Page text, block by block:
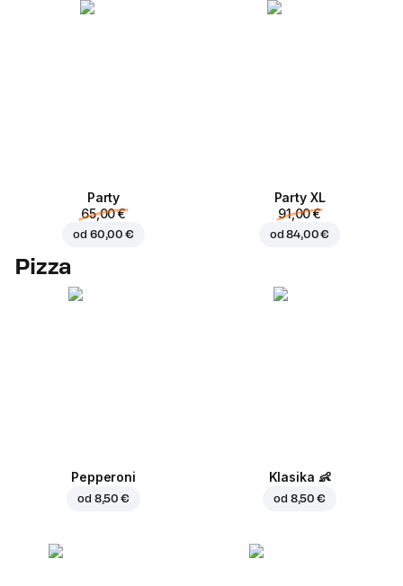
Party
65,00 €
od 60,00 €
Party XL
91,00 €
od84,00 €
Pizza
Pepperoni
od 8,50 €
Klasika 👶
od 8,50 €